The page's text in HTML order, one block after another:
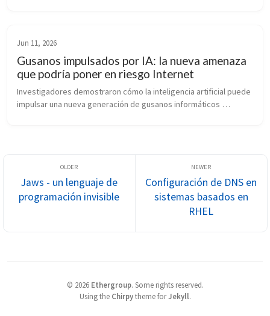
Jun 11, 2026
Gusanos impulsados por IA: la nueva amenaza
que podría poner en riesgo Internet
Investigadores demostraron cómo la inteligencia artificial puede
impulsar una nueva generación de gusanos informáticos
Jaws - un lenguaje de
programación invisible
Configuración de DNS en
sistemas basados en
RHEL
© 2026 Ethergroup. Some rights reserved.
Using the Chirpytheme forJekyll.